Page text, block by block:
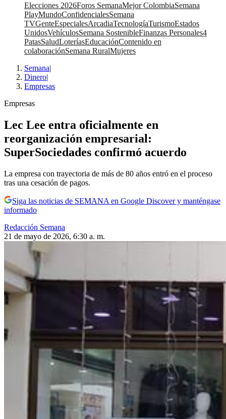
Elecciones 2026Foros SemanaMejor ColombiaSemana
PlayMundoConfidencialesSemana
TVGenteEspecialesArcadiaTecnologíaTurismoEstados
UnidosVehículosSemana SostenibleFinanzas Personales4
PatasSaludLoteríasEducaciónContenido en
colaboraciónSemana RuralMujeres
Semana|
Dinero|
Empresas
Empresas
Lec Lee entra oficialmente en
reorganización empresarial:
SuperSociedades confirmó acuerdo
La empresa con trayectoria de más de 80 años entró en el proceso
tras una cesación de pagos.
Siga las noticias de SEMANA en Google Discover y manténgase
informado
Redacción Semana
21 de mayo de 2026, 6:30 a. m.